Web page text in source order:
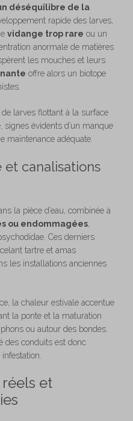
déséquilibre de la
rapide des larves,
vidange trop rare ou un
anormale de matières
les mouches et leurs
offre alors un biotope
larves flottant à la surface
signes évidents d’un manque
maintenance adéquate.
et canalisations
la pièce d’eau, combinée à
ou endommagées
Ces derniers
tartre et amas
les installations anciennes
la chaleur estivale accentue
la ponte et la maturation
ou autour des bondes.
des conduits est donc
réels et